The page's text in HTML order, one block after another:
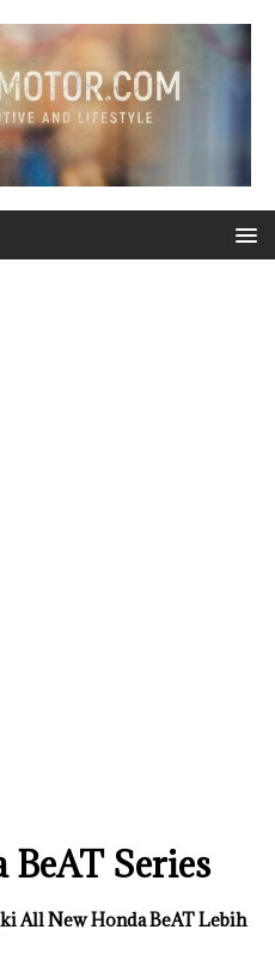
Series
All New Honda BeAT Lebih